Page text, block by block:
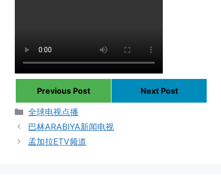
Previous Post
Next Post
Categories
全球电视点播
巴林ARABIYA新闻电视
孟加拉ETV频道